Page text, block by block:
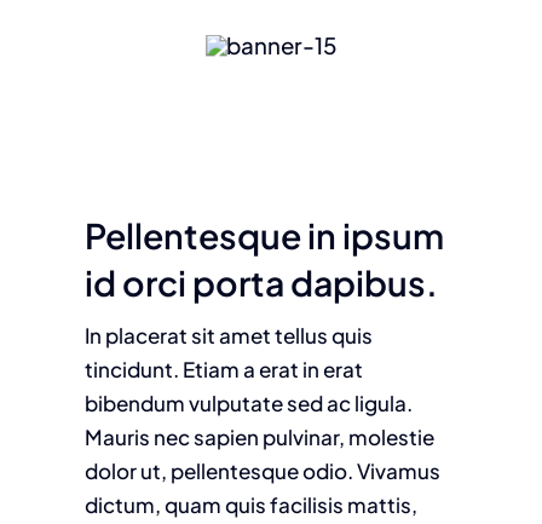
Pellentesque in ipsum
id orci porta dapibus.
In placerat sit amet tellus quis
tincidunt. Etiam a erat in erat
bibendum vulputate sed ac ligula.
Mauris nec sapien pulvinar, molestie
dolor ut, pellentesque odio. Vivamus
dictum, quam quis facilisis mattis,